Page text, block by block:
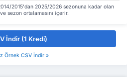
2015'dan 2025/2026 sezonuna kadar olan
sezon ortalamasını içerir.
İndir (1 Kredi)
Örnek CSV İndir »